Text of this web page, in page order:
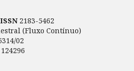
2183-5462
(Fluxo Contínuo)
02